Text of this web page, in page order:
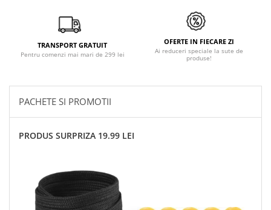
TRANSPORT GRATUIT
Pentru comenzi mai mari de 299 lei
OFERTE IN FIECARE ZI
Ai reduceri speciale la sute de
produse!
PACHETE SI PROMOTII
PRODUS SURPRIZA 19.99 LEI